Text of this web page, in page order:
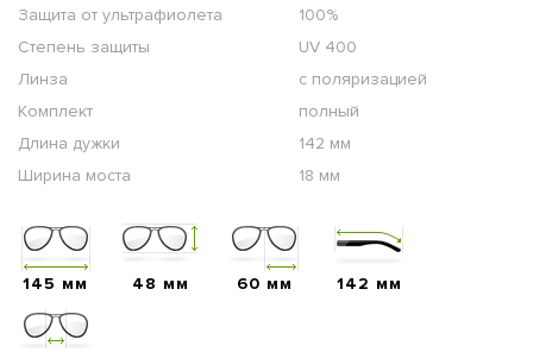
Защита от ультрафиолета
100%
Степень защиты
UV 400
Линза
с поляризацией
Комплект
полный
Длина дужки
142 мм
Ширина моста
18 мм
145 мм 48 мм 60 мм 142 мм